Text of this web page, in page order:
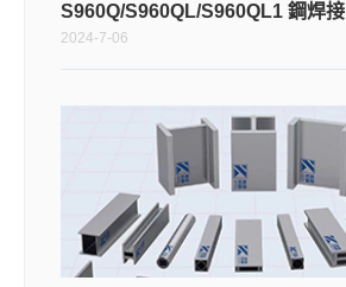
S960Q/S960QL/S960QL1 鋼焊接
2024-7-06